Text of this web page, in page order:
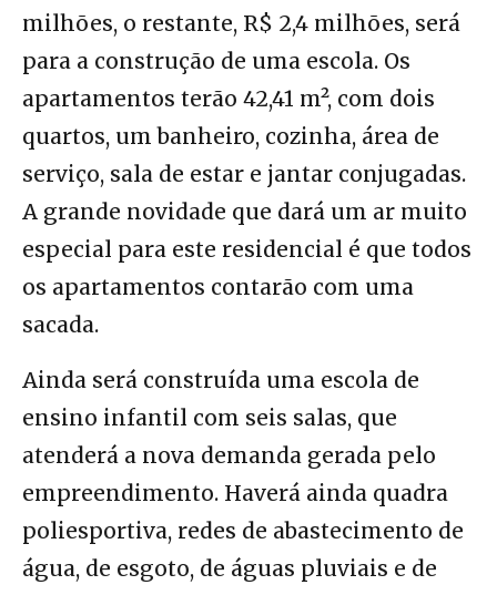
milhões, o restante, R$ 2,4 milhões, será
para a construção de uma escola. Os
apartamentos terão 42,41 m², com dois
quartos, um banheiro, cozinha, área de
serviço, sala de estar e jantar conjugadas.
A grande novidade que dará um ar muito
especial para este residencial é que todos
os apartamentos contarão com uma
sacada.
Ainda será construída uma escola de
ensino infantil com seis salas, que
atenderá a nova demanda gerada pelo
empreendimento. Haverá ainda quadra
poliesportiva, redes de abastecimento de
água, de esgoto, de águas pluviais e de